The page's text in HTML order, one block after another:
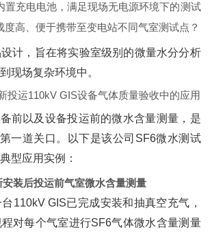
置充电电池，满足现场无电源环境下的测试
度高、便于携带至变电站不同气室测试点？
计，旨在将实验室级别的微量水分分析
现场复杂环境中。
投运110kV GIS设备气体质量验收中的应用
前以及设备投运前的微水含量测量，是
一道关口。以下是该公司SF6微水测试
型应用实例：
装后投运前气室微水含量测量
110kV GIS已完成安装和抽真空充气，
对每个气室进行SF6气体微水含量测量